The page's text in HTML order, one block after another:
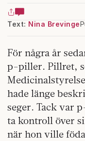
Text: Nina Brevinge
För några år
p-piller. Pillret,
hade länge
seger. Tack var
ta kontroll över
när hon ville